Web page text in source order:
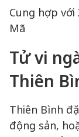
Cung hợp với
Mã
Tử vi
Thiên
Thiên Bình
động sản,